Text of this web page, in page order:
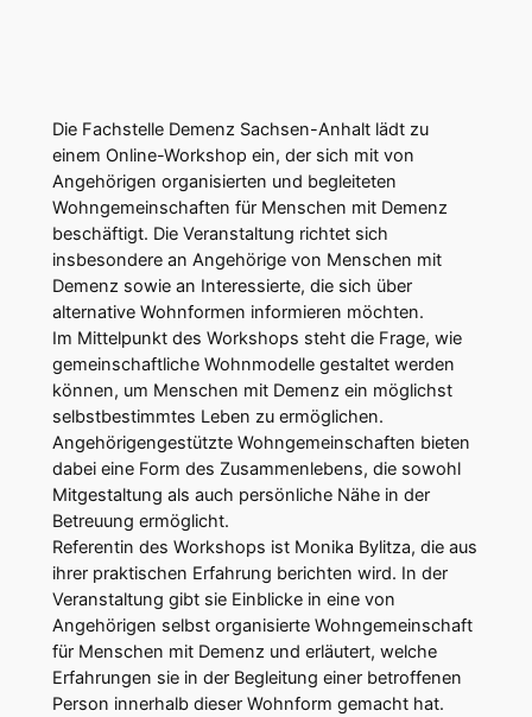
Die Fachstelle Demenz Sachsen-Anhalt lädt zu
einem Online-Workshop ein, der sich mit von
Angehörigen organisierten und begleiteten
Wohngemeinschaften für Menschen mit Demenz
beschäftigt. Die Veranstaltung richtet sich
insbesondere an Angehörige von Menschen mit
Demenz sowie an Interessierte, die sich über
alternative Wohnformen informieren möchten.
Im Mittelpunkt des Workshops steht die Frage, wie
gemeinschaftliche Wohnmodelle gestaltet werden
können, um Menschen mit Demenz ein möglichst
selbstbestimmtes Leben zu ermöglichen.
Angehörigengestützte Wohngemeinschaften bieten
dabei eine Form des Zusammenlebens, die sowohl
Mitgestaltung als auch persönliche Nähe in der
Betreuung ermöglicht.
Referentin des Workshops ist Monika Bylitza, die aus
ihrer praktischen Erfahrung berichten wird. In der
Veranstaltung gibt sie Einblicke in eine von
Angehörigen selbst organisierte Wohngemeinschaft
für Menschen mit Demenz und erläutert, welche
Erfahrungen sie in der Begleitung einer betroffenen
Person innerhalb dieser Wohnform gemacht hat.